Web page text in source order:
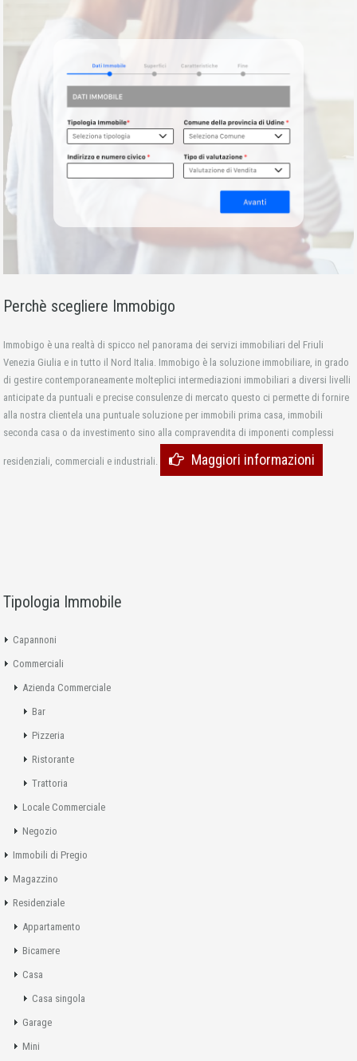
Perchè scegliere Immobigo
Immobigo è una realtà di spicco nel panorama dei servizi immobiliari del Friuli
Venezia Giulia e in tutto il Nord Italia. Immobigo è la soluzione immobiliare, in grado
di gestire contemporaneamente molteplici intermediazioni immobiliari a diversi livelli
anticipate da puntuali e precise consulenze di mercato questo ci permette di fornire
alla nostra clientela una puntuale soluzione per immobili prima casa, immobili
seconda casa o da investimento sino alla compravendita di imponenti complessi
residenziali, commerciali e industriali. Maggiori informazioni
Tipologia Immobile
Capannoni
Commerciali
Azienda Commerciale
Bar
Pizzeria
Ristorante
Trattoria
Locale Commerciale
Negozio
Immobili di Pregio
Magazzino
Residenziale
Appartamento
Bicamere
Casa
Casa singola
Garage
Mini